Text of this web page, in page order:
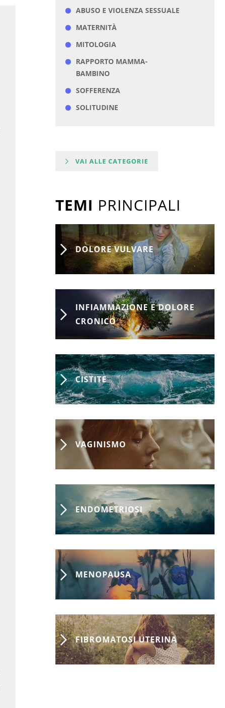
ABUSO E VIOLENZA SESSUALE
MATERNITÀ
MITOLOGIA
RAPPORTO MAMMA-
BAMBINO
SOFFERENZA
SOLITUDINE
VAI ALLE CATEGORIE
TEMI PRINCIPALI
DOLORE VULVARE
INFIAMMAZIONE E DOLORE
CRONICO
CISTITE
VAGINISMO
ENDOMETRIOSI
MENOPAUSA
FIBROMATOSI UTERINA